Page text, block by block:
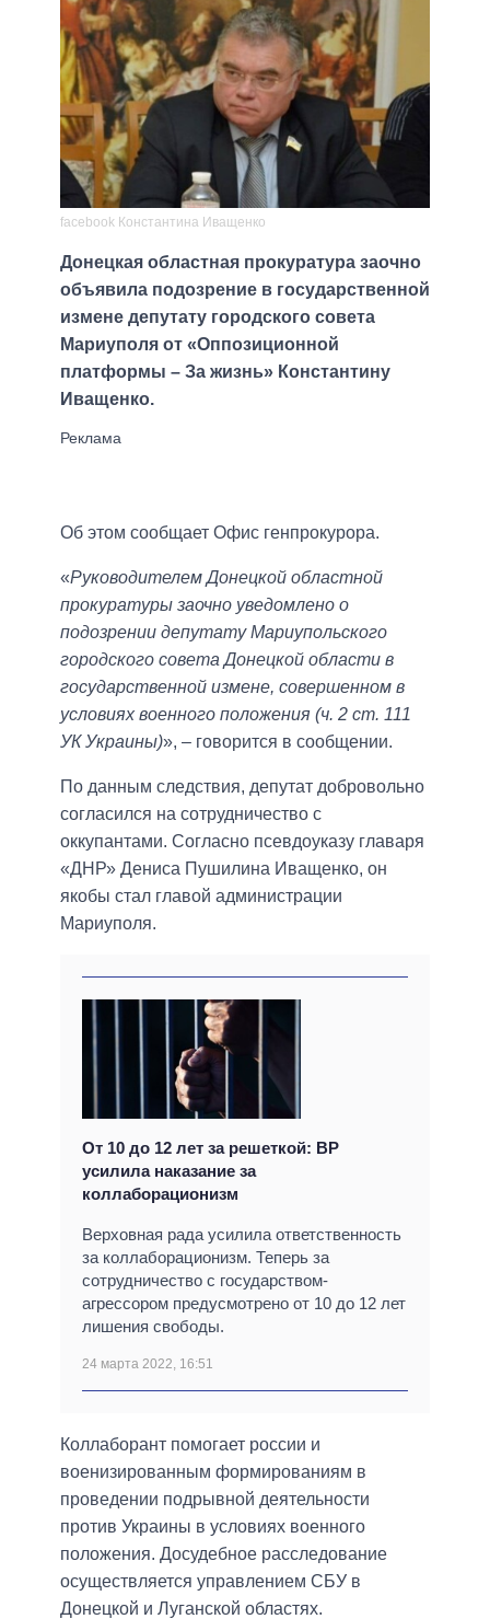
facebook Константина Иващенко
Донецкая областная прокуратура заочно
объявила подозрение в государственной
измене депутату городского совета
Мариуполя от «Оппозиционной
платформы – За жизнь» Константину
Иващенко.
Об этом сообщает Офис генпрокурора.
«Руководителем Донецкой областной
прокуратуры заочно уведомлено о
подозрении депутату Мариупольского
городского совета Донецкой области в
государственной измене, совершенном в
условиях военного положения (ч. 2 ст. 111
УК Украины)», – говорится в сообщении.
По данным следствия, депутат добровольно
согласился на сотрудничество с
оккупантами. Согласно псевдоуказу главаря
«ДНР» Дениса Пушилина Иващенко, он
якобы стал главой администрации
Мариуполя.
От 10 до 12 лет за решеткой: ВР
усилила наказание за
коллаборационизм
Верховная рада усилила ответственность
за коллаборационизм. Теперь за
сотрудничество с государством-
агрессором предусмотрено от 10 до 12 лет
лишения свободы.
24 марта 2022, 16:51
Коллаборант помогает россии и
военизированным формированиям в
проведении подрывной деятельности
против Украины в условиях военного
положения. Досудебное расследование
осуществляется управлением СБУ в
Донецкой и Луганской областях.